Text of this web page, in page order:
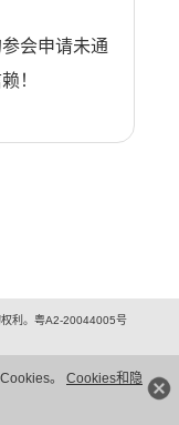
。 Cookies和隐
会申请未通
！
利。粤A2-20044005号